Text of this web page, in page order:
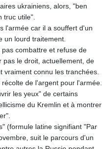
ukrainiens, alors, "ben
truc utile".
l'armée car il a souffert d'un
un lourd traitement.
combattre et refuse de
pas le droit, actuellement, de
vraiment connu les tranchées.
de l'argent pour l'armée.
les yeux" de certains
du Kremlin et à montrer
(formule latine signifiant "Par
suit le parcours d'un